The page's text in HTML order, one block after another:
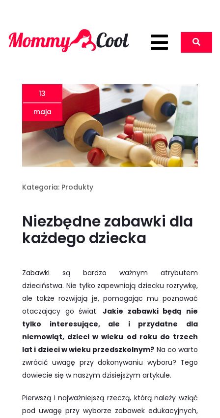
13
maja
Kategoria: Produkty
Niezbędne zabawki dla
każdego dziecka
Zabawki są bardzo ważnym atrybutem
dzieciństwa. Nie tylko zapewniają dziecku rozrywkę,
ale także rozwijają je, pomagając mu poznawać
otaczający go świat. Jakie zabawki będą nie
tylko interesujące, ale i przydatne dla
niemowląt, dzieci w wieku od roku do trzech
lat i dzieci w wieku przedszkolnym? Na co warto
zwrócić uwagę przy dokonywaniu wyboru? Tego
dowiecie się w naszym dzisiejszym artykule.
Pierwszą i najważniejszą rzeczą, którą należy wziąć
pod uwagę przy wyborze zabawek edukacyjnych,